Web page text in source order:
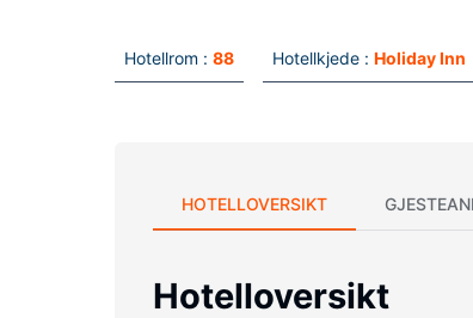
Hotellrom : 88 Hotellkjede : Holiday Inn
HOTELLOVERSIKT
Hotelloversikt